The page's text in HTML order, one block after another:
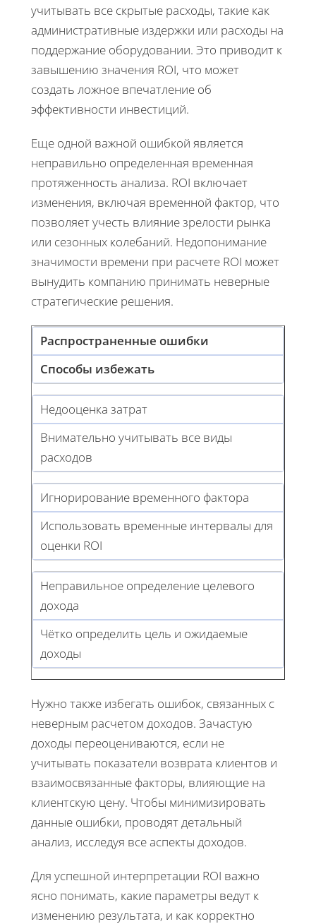
учитывать все скрытые расходы, такие как
административные издержки или расходы на
поддержание оборудовании. Это приводит к
завышению значения ROI, что может
создать ложное впечатление об
эффективности инвестиций.
Еще одной важной ошибкой является
неправильно определенная временная
протяженность анализа. ROI включает
изменения, включая временной фактор, что
позволяет учесть влияние зрелости рынка
или сезонных колебаний. Недопонимание
значимости времени при расчете ROI может
вынудить компанию принимать неверные
стратегические решения.
Распространенные ошибки
Способы избежать
Недооценка затрат
Внимательно учитывать все виды
расходов
Игнорирование временного фактора
Использовать временные интервалы для
оценки ROI
Неправильное определение целевого
дохода
Чётко определить цель и ожидаемые
доходы
Нужно также избегать ошибок, связанных с
неверным расчетом доходов. Зачастую
доходы переоцениваются, если не
учитывать показатели возврата клиентов и
взаимосвязанные факторы, влияющие на
клиентскую цену. Чтобы минимизировать
данные ошибки, проводят детальный
анализ, исследуя все аспекты доходов.
Для успешной интерпретации ROI важно
ясно понимать, какие параметры ведут к
изменению результата, и как корректно